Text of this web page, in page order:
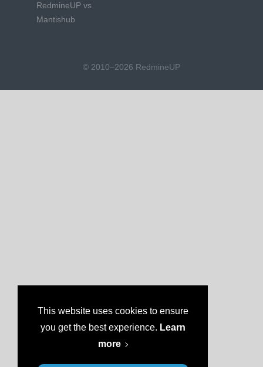
This website uses cookies to ensure
you get the best experience. Learn
more
RedmineUP vs
Mantishub
© 2010–2026 RedmineUP